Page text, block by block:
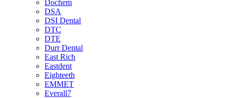
Dochem
DSA
DSI Dental
DTC
DTE
Durr Dental
East Rich
Eastdent
Eighteeth
EMMET
Everall7